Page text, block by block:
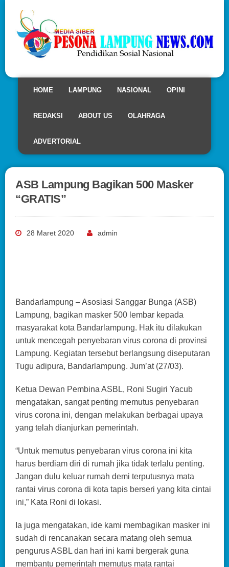
HOME LAMPUNG NASIONAL OPINI
REDAKSI ABOUT US OLAHRAGA
ADVERTORIAL
ASB Lampung Bagikan 500 Masker
“GRATIS”
28 Maret 2020 admin
Bandarlampung – Asosiasi Sanggar Bunga ‌(ASB)
Lampung, bagikan masker 500 lembar kepada
masyarakat kota Bandarlampung. Hak itu dilakukan
untuk mencegah penyebaran virus corona di provinsi
Lampung. Kegiatan tersebut berlangsung diseputaran
Tugu adipura, Bandarlampung. Jum’at (27/03).
Ketua Dewan Pembina ASBL, Roni Sugiri Yacub
mengatakan, sangat penting memutus penyebaran
virus corona ini, dengan melakukan berbagai upaya
yang telah dianjurkan pemerintah.
“Untuk memutus penyebaran virus corona ini kita
harus berdiam diri di rumah jika tidak terlalu penting.
Jangan dulu keluar rumah demi terputusnya mata
rantai virus corona di kota tapis berseri yang kita cintai
ini,” Kata Roni di lokasi.
Ia juga mengatakan, ide kami membagikan masker ini
sudah di rencanakan secara matang oleh semua
pengurus ASBL dan hari ini kami bergerak guna
membantu pemerintah memutus mata rantai